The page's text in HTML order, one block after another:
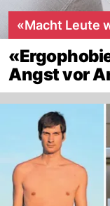
«Macht Leute
Angst vor